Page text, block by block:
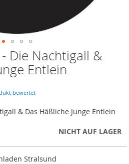
Die Nachtigall &
Entlein
bewertet
& Das Häßliche Junge Entlein
NICHT AUF LAGER
Stralsund